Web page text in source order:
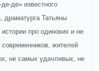
де» известного
драматурга Татьяны
про одиноких и не
жителей
не самых удачливых, не